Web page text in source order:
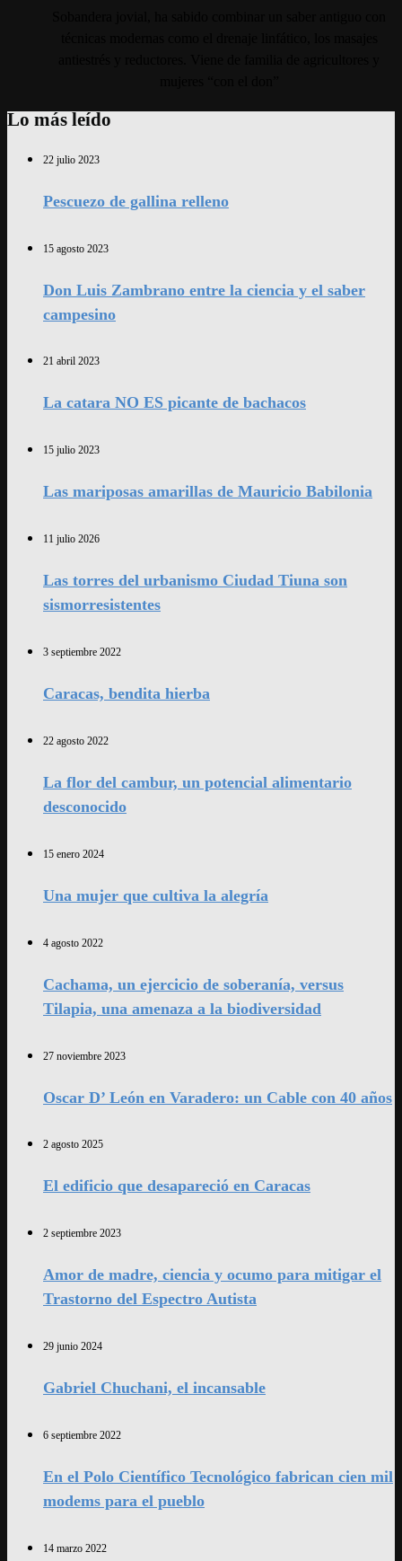
Lo más leído
22 julio 2023
Pescuezo de gallina relleno
15 agosto 2023
Don Luis Zambrano entre la ciencia y el saber
campesino
21 abril 2023
La catara NO ES picante de bachacos
15 julio 2023
Las mariposas amarillas de Mauricio Babilonia
11 julio 2026
Las torres del urbanismo Ciudad Tiuna son
sismorresistentes
3 septiembre 2022
Caracas, bendita hierba
22 agosto 2022
La flor del cambur, un potencial alimentario
desconocido
15 enero 2024
Una mujer que cultiva la alegría
4 agosto 2022
Cachama, un ejercicio de soberanía, versus
Tilapia, una amenaza a la biodiversidad
27 noviembre 2023
Oscar D’ León en Varadero: un Cable con 40 años
2 agosto 2025
El edificio que desapareció en Caracas
2 septiembre 2023
Amor de madre, ciencia y ocumo para mitigar el
Trastorno del Espectro Autista
29 junio 2024
Gabriel Chuchani, el incansable
6 septiembre 2022
En el Polo Científico Tecnológico fabrican cien mil
modems para el pueblo
14 marzo 2022